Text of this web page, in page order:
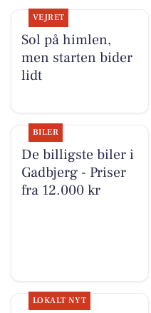
VEJRET
Sol på himlen,
men starten bider
lidt
BILER
De billigste biler i
Gadbjerg - Priser
fra 12.000 kr
LOKALT NYT